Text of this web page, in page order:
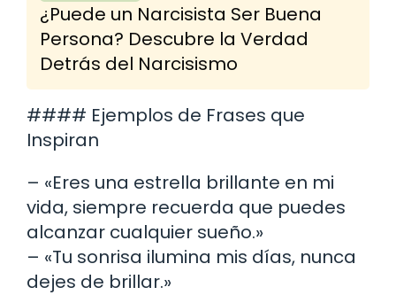
¿Puede un Narcisista Ser Buena
Persona? Descubre la Verdad
Detrás del Narcisismo
#### Ejemplos de Frases que
Inspiran
– «Eres una estrella brillante en mi
vida, siempre recuerda que puedes
alcanzar cualquier sueño.»
– «Tu sonrisa ilumina mis días, nunca
dejes de brillar.»